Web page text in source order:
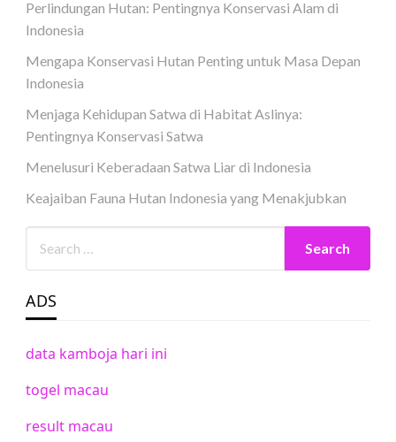
Perlindungan Hutan: Pentingnya Konservasi Alam di
Indonesia
Mengapa Konservasi Hutan Penting untuk Masa Depan
Indonesia
Menjaga Kehidupan Satwa di Habitat Aslinya:
Pentingnya Konservasi Satwa
Menelusuri Keberadaan Satwa Liar di Indonesia
Keajaiban Fauna Hutan Indonesia yang Menakjubkan
ADS
data kamboja hari ini
togel macau
result macau